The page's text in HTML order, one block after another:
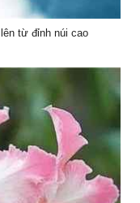
từ đỉnh núi cao